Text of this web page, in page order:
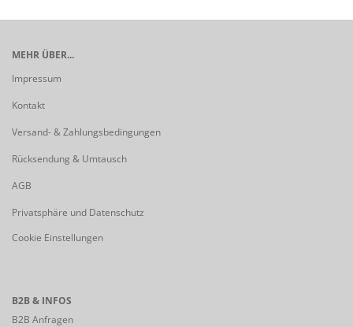
MEHR ÜBER...
Impressum
Kontakt
Versand- & Zahlungsbedingungen
Rücksendung & Umtausch
AGB
Privatsphäre und Datenschutz
Cookie Einstellungen
B2B & INFOS
B2B Anfragen